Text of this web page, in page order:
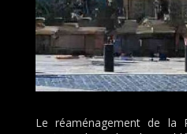
Le réaménagement de la